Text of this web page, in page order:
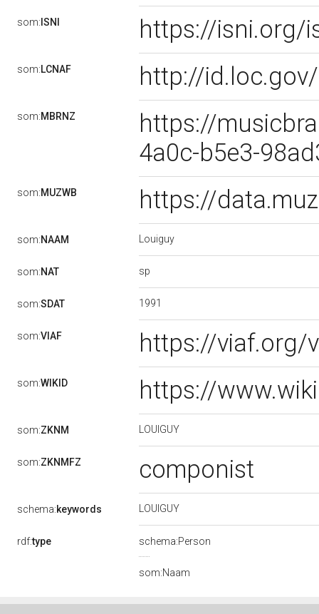
som:ISNI https://isni.org/
som:LCNAF http://
som:MBRNZ
https://
4a0c-b5e3-
som:MUZWB https://
som:NAAM Louiguy
som:NAT sp
som:SDAT 1991
som:VIAF https://viaf.org/
som:WIKID https://
som:ZKNM LOUIGUY
som:ZKNMFZ componist
schema:keywords LOUIGUY
rdf:type schema:Person
som:Naam